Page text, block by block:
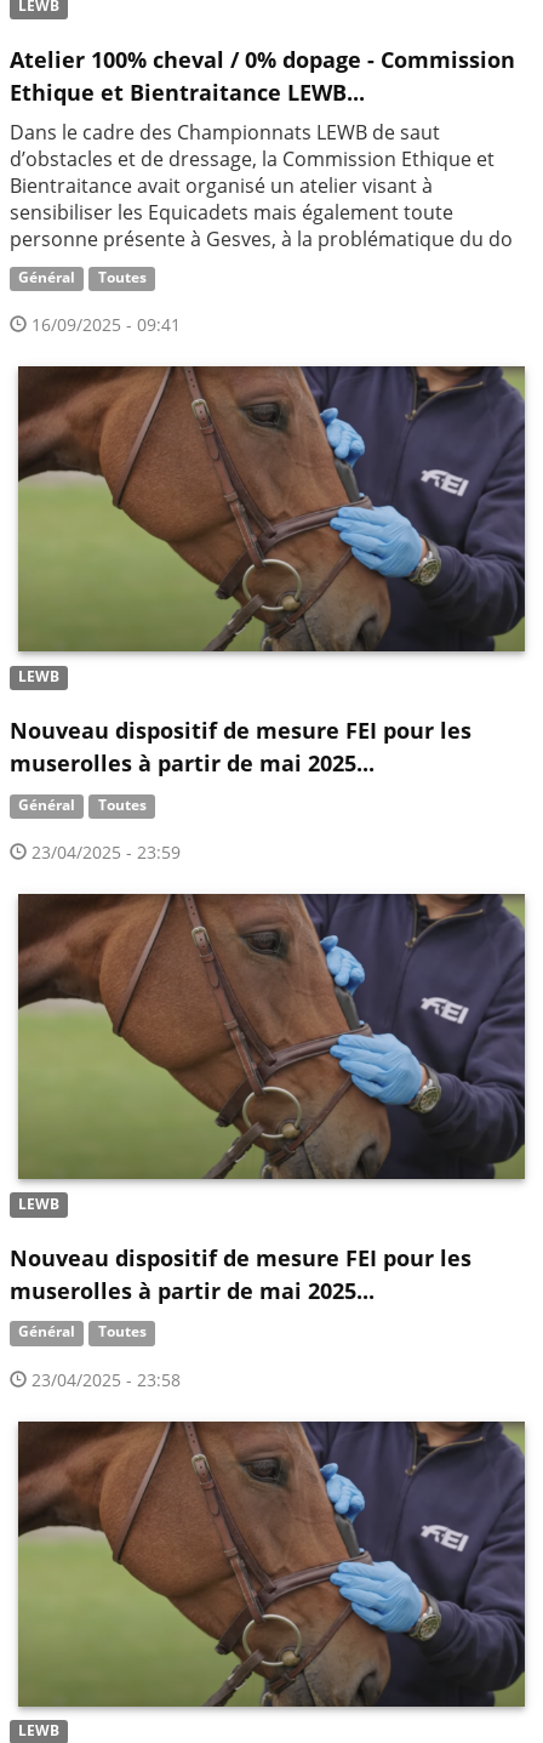
LEWB
Atelier 100% cheval / 0% dopage - Commission
Ethique et Bientraitance LEWB...
Dans le cadre des Championnats LEWB de saut
d’obstacles et de dressage, la Commission Ethique et
Bientraitance avait organisé un atelier visant à
sensibiliser les Equicadets mais également toute
personne présente à Gesves, à la problématique du do
Général Toutes
16/09/2025 - 09:41
LEWB
Nouveau dispositif de mesure FEI pour les
muserolles à partir de mai 2025...
Général Toutes
23/04/2025 - 23:59
LEWB
Nouveau dispositif de mesure FEI pour les
muserolles à partir de mai 2025...
Général Toutes
23/04/2025 - 23:58
LEWB